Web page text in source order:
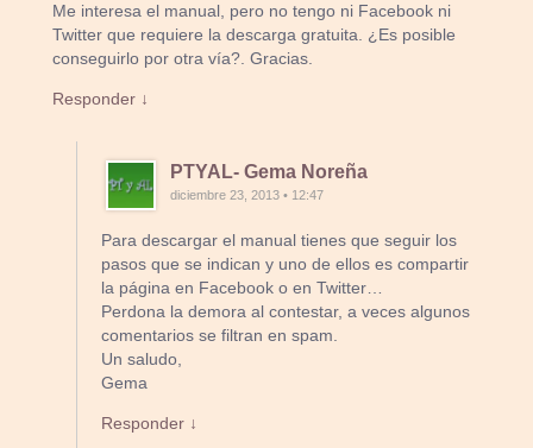
Me interesa el manual, pero no tengo ni Facebook ni
Twitter que requiere la descarga gratuita. ¿Es posible
conseguirlo por otra vía?. Gracias.
Responder ↓
PTYAL- Gema Noreña
diciembre 23, 2013 • 12:47
Para descargar el manual tienes que seguir los
pasos que se indican y uno de ellos es compartir
la página en Facebook o en Twitter…
Perdona la demora al contestar, a veces algunos
comentarios se filtran en spam.
Un saludo,
Gema
Responder ↓